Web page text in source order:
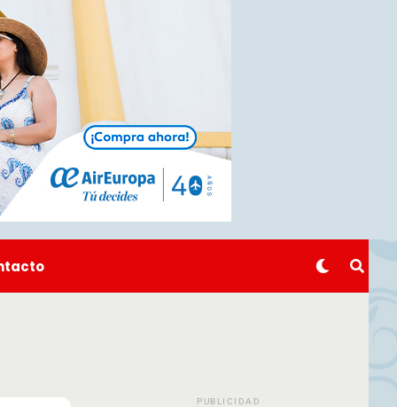
PUBLICIDAD